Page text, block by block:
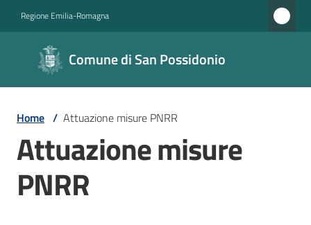
Regione Emilia-Romagna
Comune di San Possidonio
Comune di
San
Possidonio
Amministrazione
Novità
Home / Attuazione misure PNRR
Attuazione misure
PNRR